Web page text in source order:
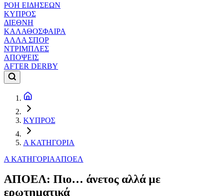
ΡΟΗ ΕΙΔΗΣΕΩΝ
ΚΥΠΡΟΣ
ΔΙΕΘΝΗ
ΚΑΛΑΘΟΣΦΑΙΡΑ
ΑΛΛΑ ΣΠΟΡ
ΝΤΡΙΜΠΛΕΣ
ΑΠΟΨΕΙΣ
AFTER DERBY
ΚΥΠΡΟΣ
Α ΚΑΤΗΓΟΡΙΑ
Α ΚΑΤΗΓΟΡΙΑΑΠΟΕΛ
ΑΠΟΕΛ: Πιο… άνετος αλλά με
ερωτηματικά